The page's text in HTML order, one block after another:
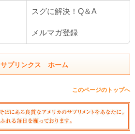
スグに解決！Q＆A
メルマガ登録
サプリンクス ホーム
このページのトップへ